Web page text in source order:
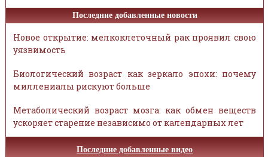
Последние добавленные новости
Новое открытие: мелкоклеточный рак проявил свою
уязвимость
Биологический возраст как зеркало эпохи: почему
миллениалы рискуют больше
Метаболический возраст мозга: как обмен веществ
ускоряет старение независимо от календарных лет
Последние добавленные видео